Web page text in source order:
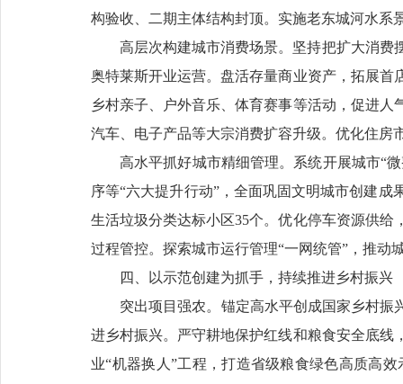
构验收、二期主体结构封顶。实施老东城河水系
高层次构建城市消费场景。坚持把扩大消费
奥特莱斯开业运营。盘活存量商业资产，拓展
乡村亲子、户外音乐、体育赛事等活动，促进
汽车、电子产品等大宗消费扩容升级。优化住房
高水平抓好城市精细管理。系统开展城市“
序等“六大提升行动”，全面巩固文明城市创建
生活垃圾分类达标小区35个。优化停车资源供
过程管控。探索城市运行管理“一网统管”，推动
四、以示范创建为抓手，持续推进乡村振兴
突出项目强农。锚定高水平创成国家乡村振
进乡村振兴。严守耕地保护红线和粮食安全底线
业“机器换人”工程，打造省级粮食绿色高质高